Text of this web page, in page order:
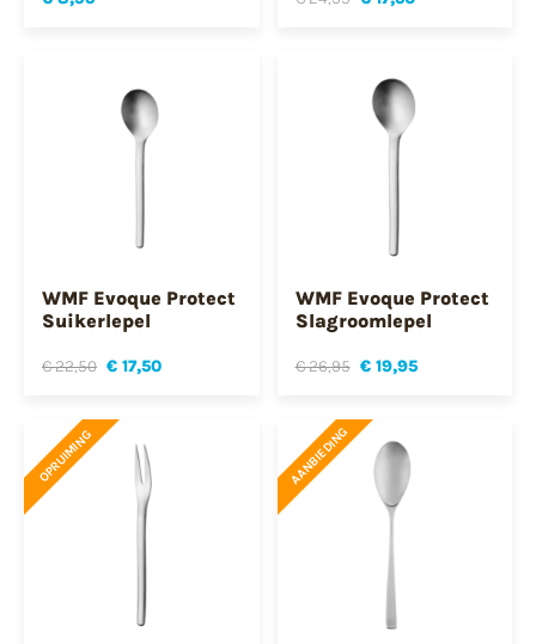
WMF Evoque Protect
Suikerlepel
€ 22,50 € 17,50
WMF Evoque Protect
Slagroomlepel
€ 26,95 € 19,95
OPRUIMING AANBIEDING